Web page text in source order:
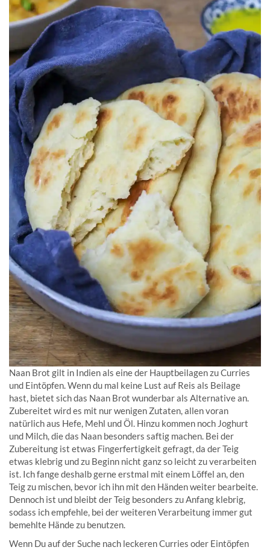
Naan Brot gilt in Indien als eine der Hauptbeilagen zu Curries
und Eintöpfen. Wenn du mal keine Lust auf Reis als Beilage
hast, bietet sich das Naan Brot wunderbar als Alternative an.
Zubereitet wird es mit nur wenigen Zutaten, allen voran
natürlich aus Hefe, Mehl und Öl. Hinzu kommen noch Joghurt
und Milch, die das Naan besonders saftig machen. Bei der
Zubereitung ist etwas Fingerfertigkeit gefragt, da der Teig
etwas klebrig und zu Beginn nicht ganz so leicht zu verarbeiten
ist. Ich fange deshalb gerne erstmal mit einem Löffel an, den
Teig zu mischen, bevor ich ihn mit den Händen weiter bearbeite.
Dennoch ist und bleibt der Teig besonders zu Anfang klebrig,
sodass ich empfehle, bei der weiteren Verarbeitung immer gut
bemehlte Hände zu benutzen.
Wenn Du auf der Suche nach leckeren Curries oder Eintöpfen